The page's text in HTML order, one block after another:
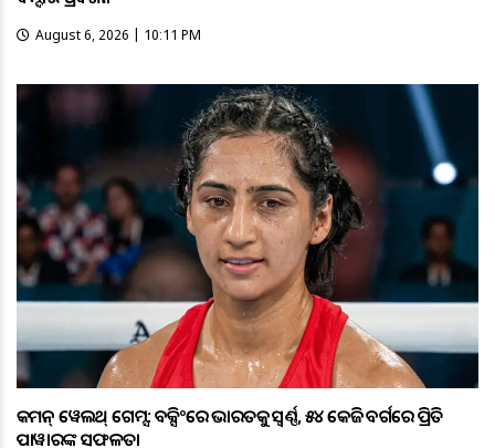
August 6, 2026 | 10:11 PM
କମନ୍ ୱେଲଥ୍ ଗେମ୍ସ: ବକ୍ସିଂରେ ଭାରତକୁ ସ୍ବର୍ଣ୍ଣ, ୫୪ କେଜି ବର୍ଗରେ ପ୍ରିତି
ପାୱାରଙ୍କ ସଫଳତା